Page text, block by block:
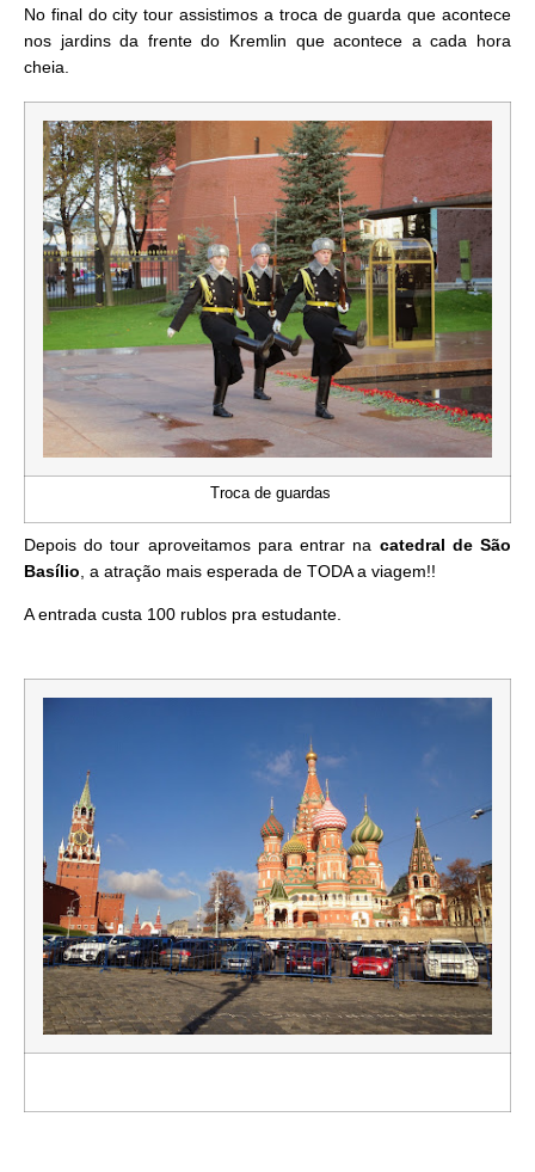
No final do city tour assistimos a troca de guarda que acontece
nos jardins da frente do Kremlin que acontece a cada hora
cheia.
Troca de guardas
Depois do tour aproveitamos para entrar na catedral de São
Basílio , a atração mais esperada de TODA a viagem!!
A entrada custa 100 rublos pra estudante.